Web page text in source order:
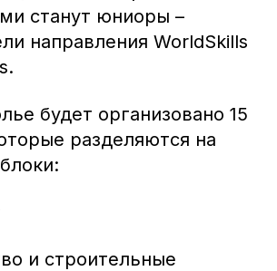
станут юниоры –
направления WorldSkills
будет организовано 15
разделяются на
и строительные